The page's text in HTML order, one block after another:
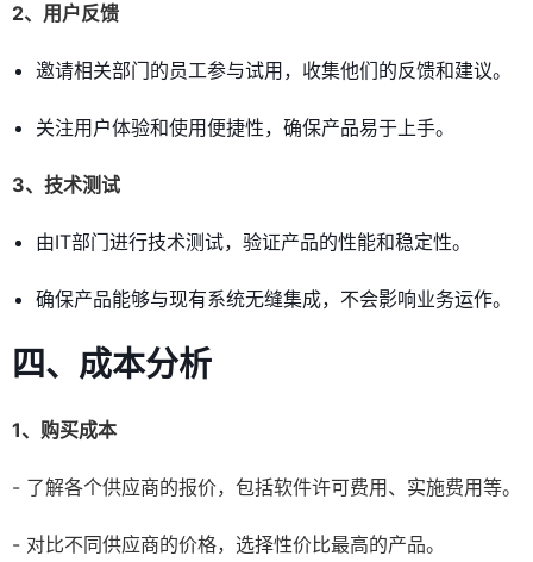
2、用户反馈
邀请相关部门的员工参与试用，收集他们的反馈和建议。
关注用户体验和使用便捷性，确保产品易于上手。
3、技术测试
由IT部门进行技术测试，验证产品的性能和稳定性。
确保产品能够与现有系统无缝集成，不会影响业务运作。
四、成本分析
1、购买成本
- 了解各个供应商的报价，包括软件许可费用、实施费用等。
- 对比不同供应商的价格，选择性价比最高的产品。